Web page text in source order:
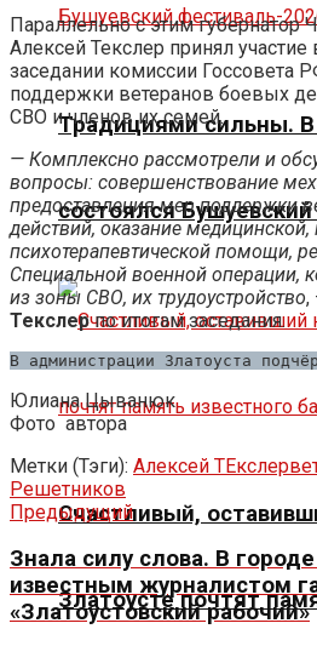
Традициями сильны. В
состоялся
Счастливый,
Златоусте почтят
Параллельно с этим губернатор
Алексей Текслер принял
заседании комиссии Госсовета
поддержки ветеранов боевых
СВО и членов их семей.
— Комплексно рассмотрели и
вопросы: совершенствование
предоставления мер поддержки
действий, оказание медицинской,
психотерапевтической помощи,
Специальной военной операции,
из зоны СВО, их трудоустройство,
Текслерпо итогам заседания.
В администрации Златоуста
Юлиана Цыванюк
Фотоавтора
Метки (Тэги): Алексей ТЕкслер
Решетников
Предыдущий
Знала силу слова. В
известным журналистом
«Златоустовский рабочий»